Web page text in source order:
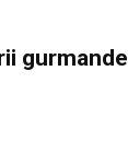
gurmande